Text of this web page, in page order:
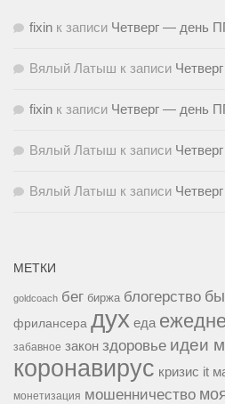
fixin к записи Четверг — день
Вялый Латыш к записи
fixin к записи Четверг — день
Вялый Латыш к записи
Вялый Латыш к записи
МЕТКИ
goldcoach бег биржа блогерство
фрилансера дух еда
забавное закон здоровье идеи
коронавирус кризис it
монетизация мошенничество